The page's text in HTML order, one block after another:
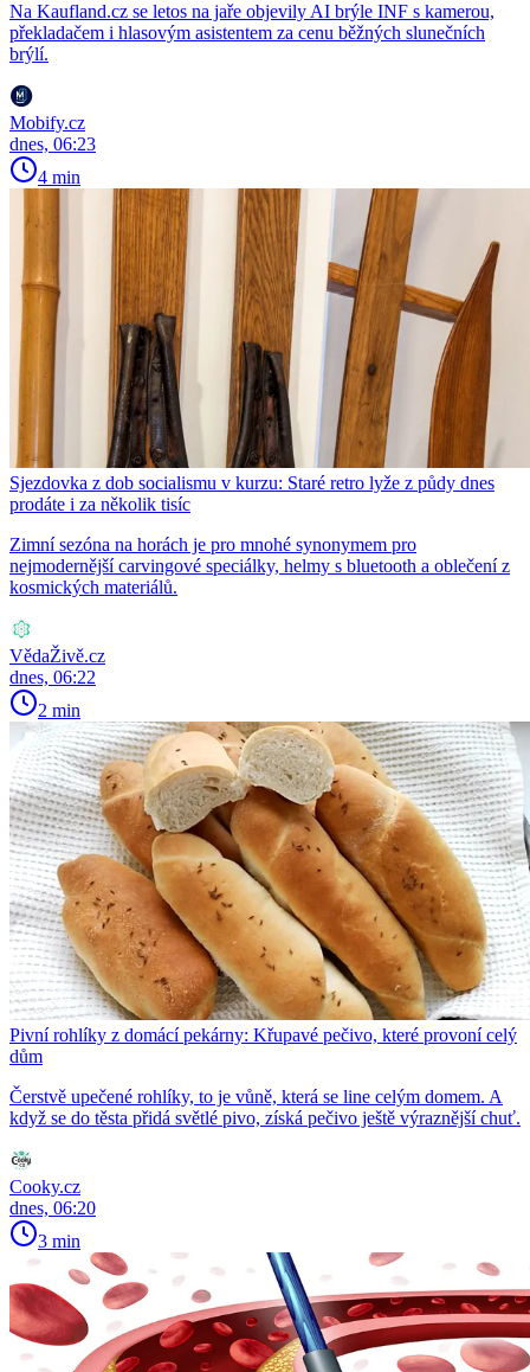
Na Kaufland.cz se letos na jaře objevily AI brýle INF s kamerou,
překladačem i hlasovým asistentem za cenu běžných slunečních
brýlí.
Mobify.cz
dnes, 06:23
4 min
Sjezdovka z dob socialismu v kurzu: Staré retro lyže z půdy dnes
prodáte i za několik tisíc
Zimní sezóna na horách je pro mnohé synonymem pro
nejmodernější carvingové speciálky, helmy s bluetooth a oblečení z
kosmických materiálů.
VědaŽivě.cz
dnes, 06:22
2 min
Pivní rohlíky z domácí pekárny: Křupavé pečivo, které provoní celý
dům
Čerstvě upečené rohlíky, to je vůně, která se line celým domem. A
když se do těsta přidá světlé pivo, získá pečivo ještě výraznější chuť.
Cooky.cz
dnes, 06:20
3 min